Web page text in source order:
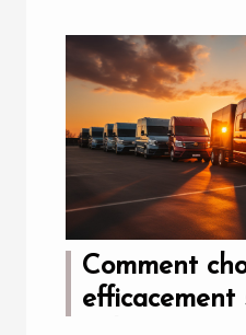
Comment
efficacement